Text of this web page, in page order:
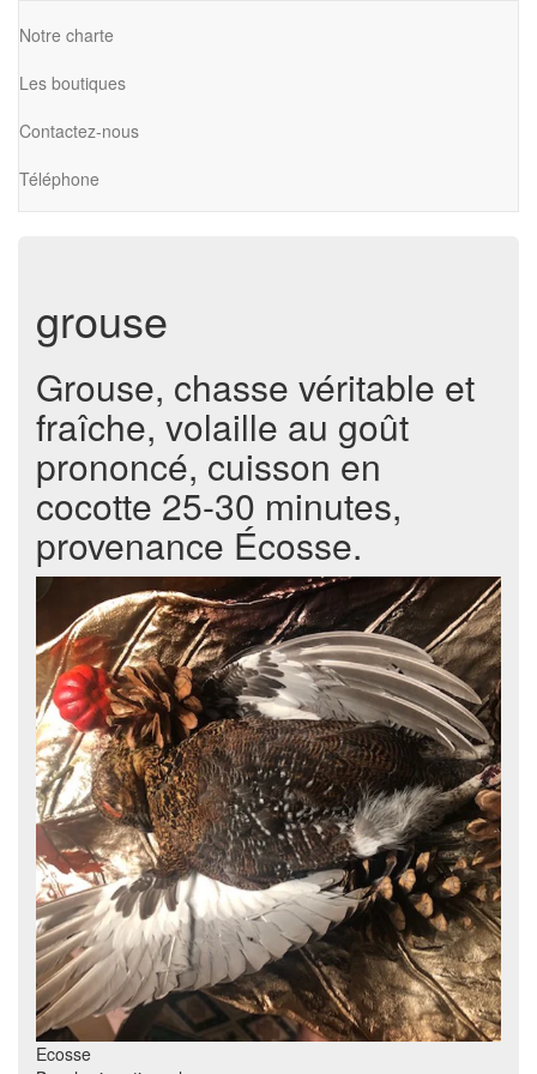
Notre charte
Les boutiques
Contactez-nous
Téléphone
grouse
Grouse, chasse véritable et
fraîche, volaille au goût
prononcé, cuisson en
cocotte 25-30 minutes,
provenance Écosse.
Ecosse